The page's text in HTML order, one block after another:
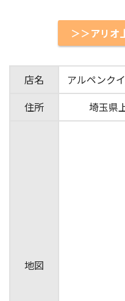
＞＞アリオ
店名
アルペンク
住所
埼玉県
地図